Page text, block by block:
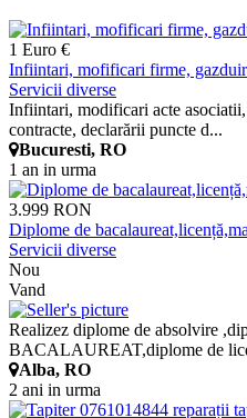
1 Euro €
Infiintari, mofificari firme,
Servicii diverse
Infiintari, modificari acte
contracte, declarării puncte d...
Bucuresti, RO
1 an in urma
3.999 RON
Diplome de
Servicii diverse
Nou
Vand
Realizez diplome de absolvire
BACALAUREAT,diplome de
Alba, RO
2 ani in urma